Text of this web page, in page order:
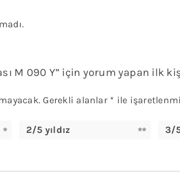
M 090 Y” için yorum yapan ilk
Gerekli alanlar * ile
2/5 yıldız 3/